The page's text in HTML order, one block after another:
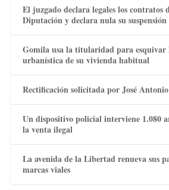
El juzgado declara legales los contratos
Diputación y declara nula su suspensión
Gomila usa la titularidad para esquivar
urbanística de su vivienda habitual
Rectificación solicitada por José
Un dispositivo policial interviene 1.080
la venta ilegal
La avenida de la Libertad renueva sus
marcas viales